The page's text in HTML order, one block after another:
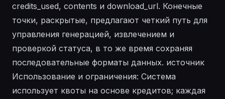
credits_used, contents и download_url. Конечные
точки, раскрытые, предлагают четкий путь для
управления генерацией, извлечением и
проверкой статуса, в то же время сохраняя
последовательные форматы данных. источник
Использование и ограничения: Система
использует квоты на основе кредитов; каждая